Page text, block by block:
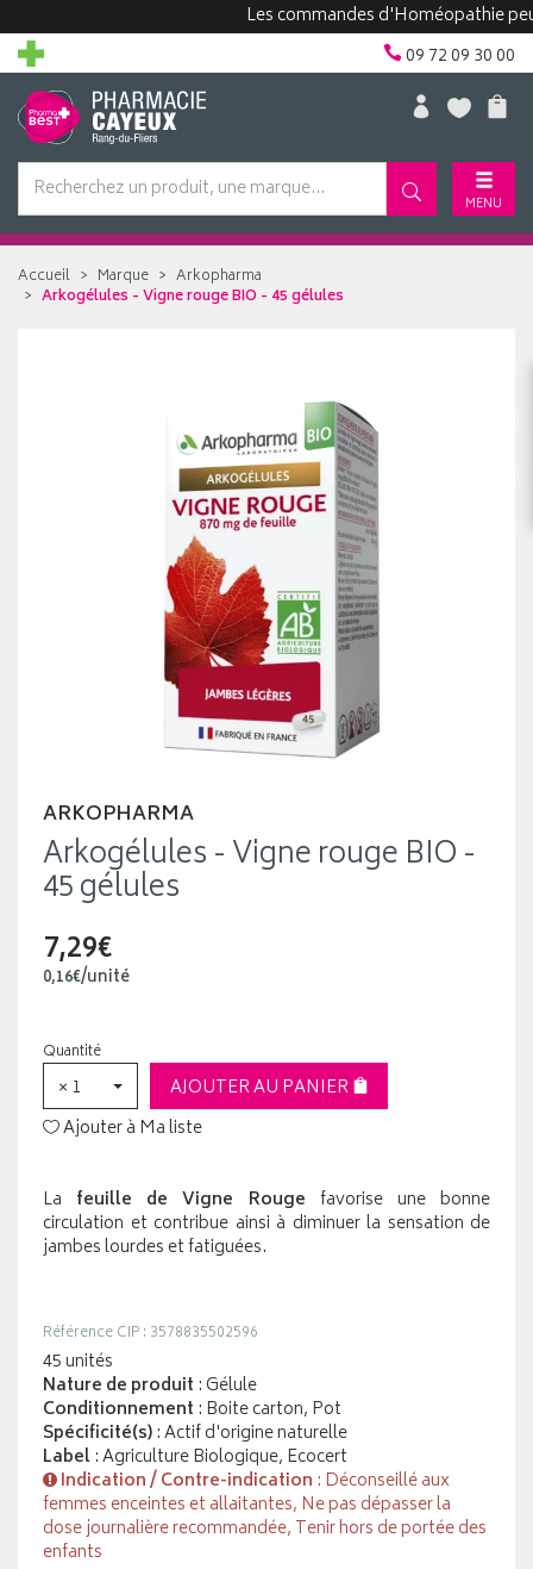
Les commandes d'Homéopathie
09 72 09 30 00
MENU
Accueil Marque
Arkopharma
Arkogélules - Vigne rouge BIO - 45 gélules
ARKOPHARMA
Arkogélules - Vigne rouge BIO -
45 gélules
7,29€
0,16€/unité
Quantité
× 1
AJOUTER AU PANIER
Ajouter à Ma liste
La feuille de Vigne Rouge favorise une bonne
circulation et contribue ainsi à diminuer la sensation de
jambes lourdes et fatiguées.
Référence CIP : 3578835502596
45 unités
Nature de produit : Gélule
Conditionnement : Boite carton, Pot
Spécificité(s): Actif d'origine naturelle
Label: Agriculture Biologique, Ecocert
Indication / Contre-indication : Déconseillé aux
femmes enceintes et allaitantes, Ne pas dépasser la
dose journalière recommandée, Tenir hors de portée des
enfants